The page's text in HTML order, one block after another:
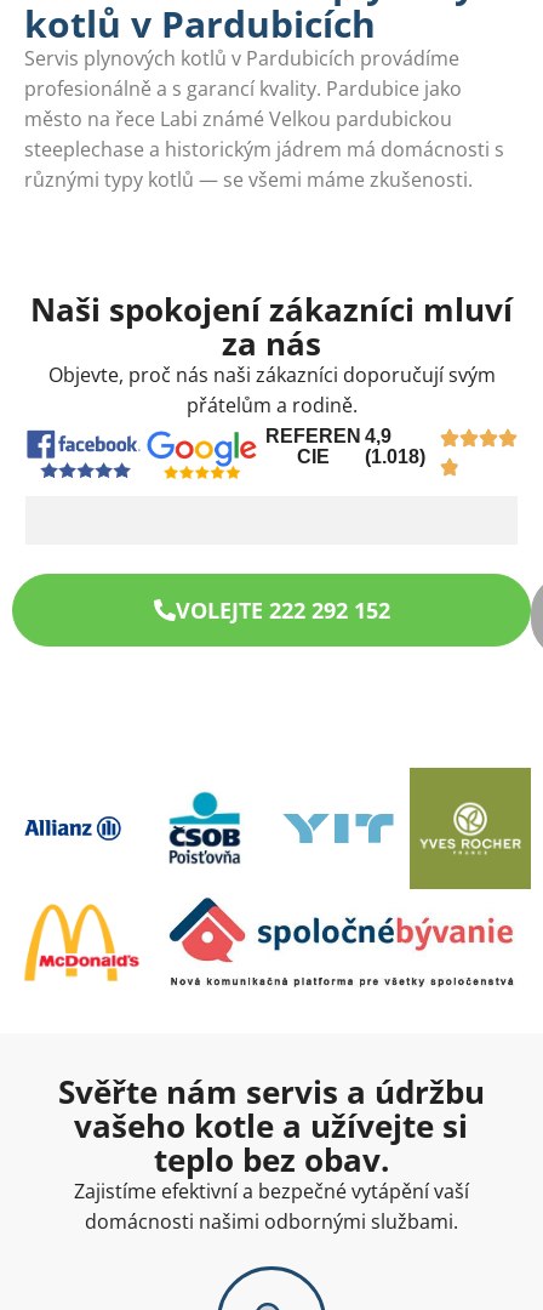
kotlů v Pardubicích
Servis plynových kotlů v Pardubicích provádíme
profesionálně a s garancí kvality. Pardubice jako
město na řece Labi známé Velkou pardubickou
steeplechase a historickým jádrem má domácnosti s
různými typy kotlů — se všemi máme zkušenosti.
Naši spokojení zákazníci mluví
za nás
Objevte, proč nás naši zákazníci doporučují svým
přátelům a rodině.
REFEREN
CIE
4,9
(1.018)
VOLEJTE 222 292 152
Svěřte nám servis a údržbu
vašeho kotle a užívejte si
teplo bez obav.
Zajistíme efektivní a bezpečné vytápění vaší
domácnosti našimi odbornými službami.